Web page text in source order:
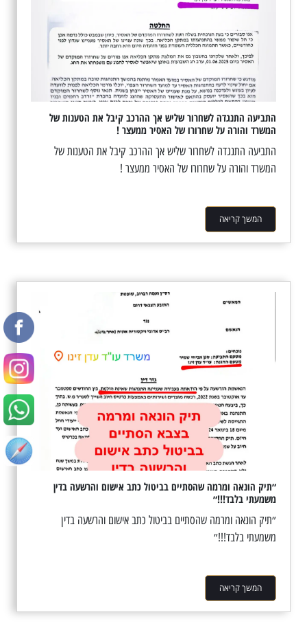
התביעה התנגדה לשחרור שליש אך ההרכב קיבל את הטענות של
המשרד והורה על שחרורו של האסיר ממעצר !
התביעה התנגדה לשחרור שליש אך ההרכב קיבל את הטענות של
המשרד והורה על שחרורו של האסיר ממעצר !
המשך קריאה
״תיק הונאה ומרמה שהסתיים בביטול כתב אישום והרשעה בדין
משמעתי בלבד!!!״
״תיק הונאה ומרמה שהסתיים בביטול כתב אישום והרשעה בדין
משמעתי בלבד!!!״
המשך קריאה